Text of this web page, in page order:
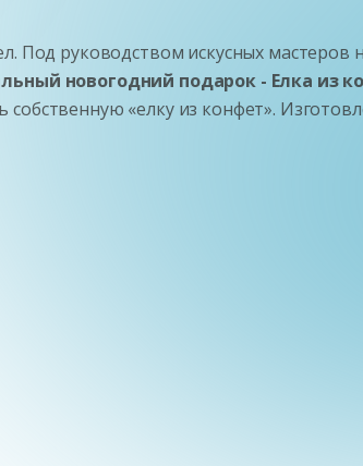
Под руководством искусных мастеров
новогодний подарок - Елка из
«елку из конфет».